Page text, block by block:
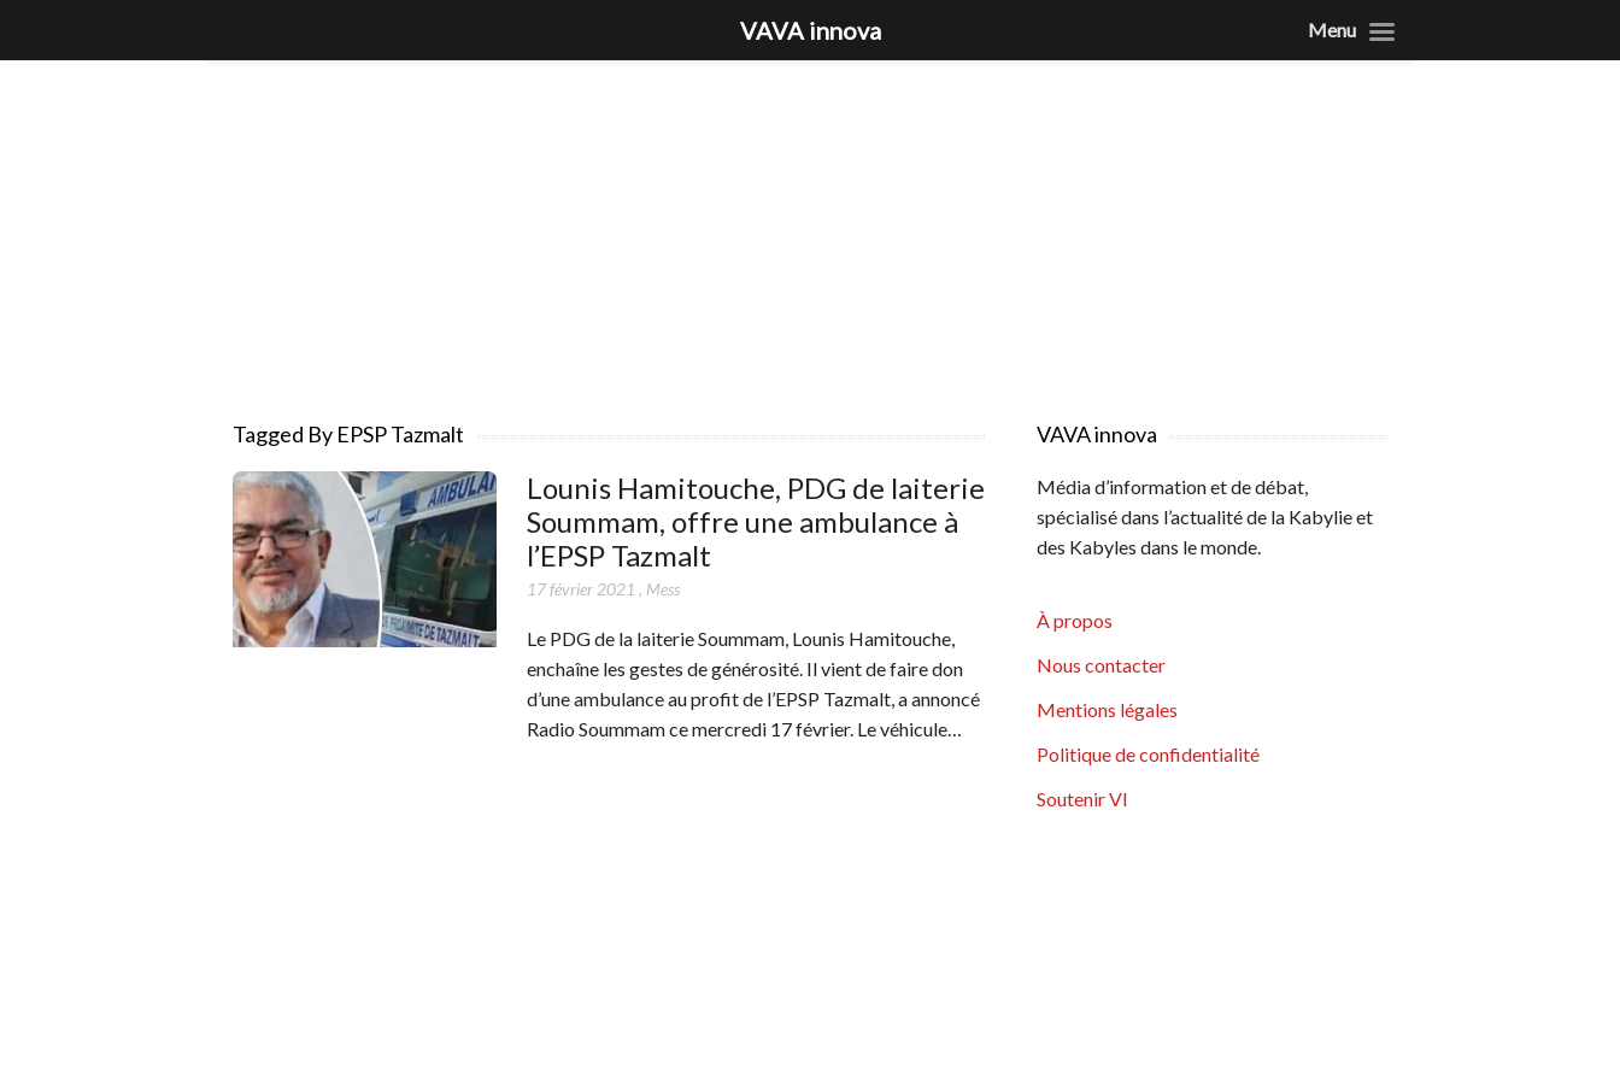
Tagged By EPSP Tazmalt
Lounis Hamitouche, PDG de laiterie
Soummam, offre une ambulance à
l’EPSP Tazmalt
17 février 2021 , Mess
Le PDG de la laiterie Soummam, Lounis Hamitouche,
enchaîne les gestes de générosité. Il vient de faire don
d’une ambulance au profit de l’EPSP Tazmalt, a annoncé
Radio Soummam ce mercredi 17 février. Le véhicule…
VAVA innova
Média d’information et de débat,
spécialisé dans l’actualité de la Kabylie et
des Kabyles dans le monde.
À propos
Nous contacter
Mentions légales
Politique de confidentialité
Soutenir VI
VAVA innova Menu